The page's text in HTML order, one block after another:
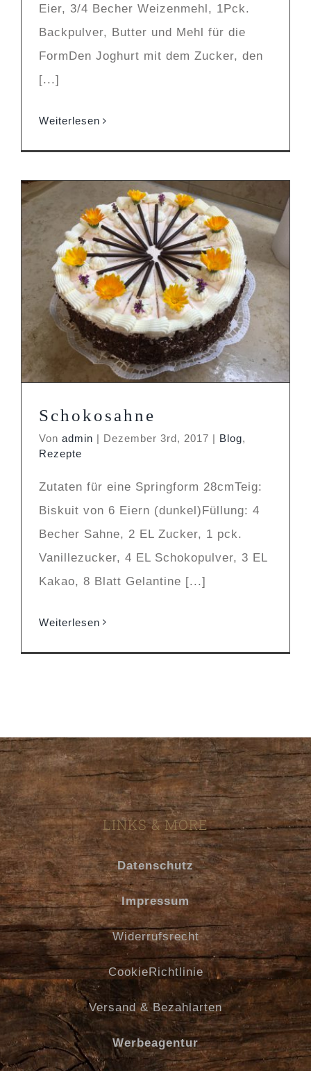
Eier, 3/4 Becher Weizenmehl, 1Pck.
Backpulver, Butter und Mehl für die
FormDen Joghurt mit dem Zucker, den
[...]
Weiterlesen
Schokosahne
Blog Rezepte
Schokosahne
Von admin | Dezember 3rd, 2017 | Blog,
Rezepte
Zutaten für eine Springform 28cmTeig:
Biskuit von 6 Eiern (dunkel)Füllung: 4
Becher Sahne, 2 EL Zucker, 1 pck.
Vanillezucker, 4 EL Schokopulver, 3 EL
Kakao, 8 Blatt Gelantine [...]
Weiterlesen
LINKS & MORE
Datenschutz
Impressum
Widerrufsrecht
CookieRichtlinie
Versand & Bezahlarten
Werbeagentur